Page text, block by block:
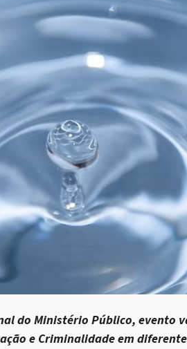
do Ministério Público, evento
e Criminalidade em